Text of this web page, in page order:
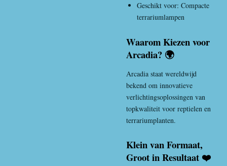
Geschikt voor: Compacte
terrariumlampen
Waarom Kiezen voor
Arcadia? 🌍
Arcadia staat wereldwijd
bekend om innovatieve
verlichtingsoplossingen van
topkwaliteit voor reptielen en
terrariumplanten.
Klein van Formaat,
Groot in Resultaat ❤️